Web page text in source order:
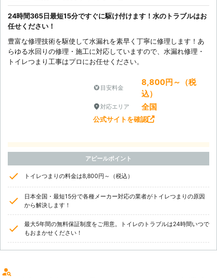
24時間365日最短15分ですぐに駆け付けます！水のトラブルはお
任せください！
豊富な修理技術を駆使して水漏れを素早く丁寧に修理します！あ
らゆる水回りの修理・施工に対応していますので、水漏れ修理・
トイレつまり工事はプロにお任せください。
目安料金
8,800円～（税
込）
対応エリア 全国
公式サイトを確認
アピールポイント
トイレつまりの料金は8,800円～（税込）
日本全国・最短15分で各種メーカー対応の業者がトイレつまりの原因
から解決します！
最大5年間の無料保証制度をご用意。トイレのトラブルは24時間いつで
もおまかせください！